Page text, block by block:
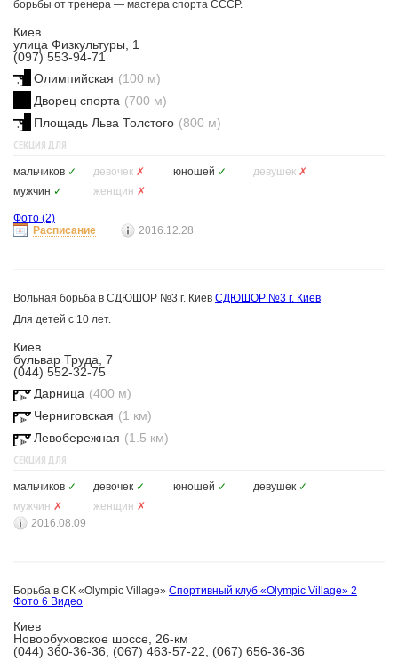
борьбы от тренера — мастера спорта СССР.
Киев
улица Физкультуры, 1
(097) 553-94-71
Олимпийская (100 м)
Дворец спорта (700 м)
Площадь Льва Толстого (800 м)
СЕКЦИЯ ДЛЯ
мальчиков ✓ девочек ✗ юношей ✓ девушек ✗
мужчин ✓ женщин ✗
Фото (2)
Расписание
2016.12.28
Вольная борьба в СДЮШОР №3 г. Киев СДЮШОР №3 г. Киев
Для детей с 10 лет.
Киев
бульвар Труда, 7
(044) 552-32-75
Дарница (400 м)
Черниговская (1 км)
Левобережная (1.5 км)
СЕКЦИЯ ДЛЯ
мальчиков ✓ девочек ✓ юношей ✓ девушек ✓
мужчин ✗ женщин ✗
2016.08.09
Борьба в СК «Olympic Village» Спортивный клуб «Olympic Village» 2
Фото 6 Видео
Киев
Новообуховское шоссе, 26-км
(044) 360-36-36, (067) 463-57-22, (067) 656-36-36